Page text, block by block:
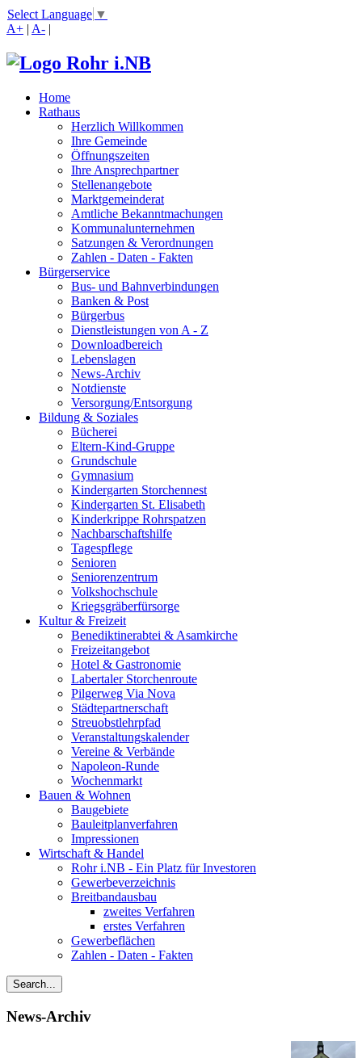
Select Language ▼
A+ | A- |
Home
Rathaus
Herzlich Willkommen
Ihre Gemeinde
Öffnungszeiten
Ihre Ansprechpartner
Stellenangebote
Marktgemeinderat
Amtliche Bekanntmachungen
Kommunalunternehmen
Satzungen & Verordnungen
Zahlen - Daten - Fakten
Bürgerservice
Bus- und Bahnverbindungen
Banken & Post
Bürgerbus
Dienstleistungen von A - Z
Downloadbereich
Lebenslagen
News-Archiv
Notdienste
Versorgung/Entsorgung
Bildung & Soziales
Bücherei
Eltern-Kind-Gruppe
Grundschule
Gymnasium
Kindergarten Storchennest
Kindergarten St. Elisabeth
Kinderkrippe Rohrspatzen
Nachbarschaftshilfe
Tagespflege
Senioren
Seniorenzentrum
Volkshochschule
Kriegsgräberfürsorge
Kultur & Freizeit
Benediktinerabtei & Asamkirche
Freizeitangebot
Hotel & Gastronomie
Labertaler Storchenroute
Pilgerweg Via Nova
Städtepartnerschaft
Streuobstlehrpfad
Veranstaltungskalender
Vereine & Verbände
Napoleon-Runde
Wochenmarkt
Bauen & Wohnen
Baugebiete
Bauleitplanverfahren
Impressionen
Wirtschaft & Handel
Rohr i.NB - Ein Platz für Investoren
Gewerbeverzeichnis
Breitbandausbau
zweites Verfahren
erstes Verfahren
Gewerbeflächen
Zahlen - Daten - Fakten
News-Archiv